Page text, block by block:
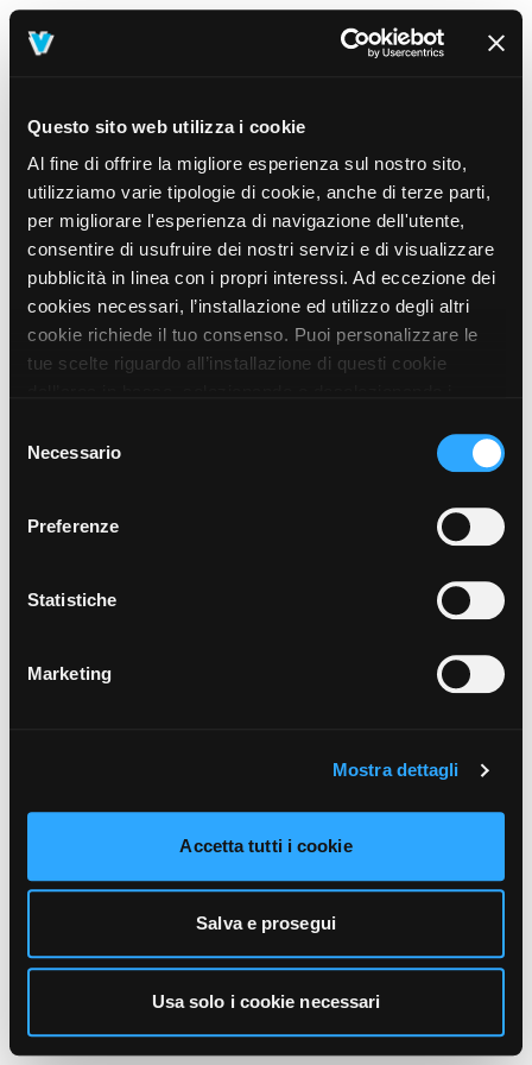
Questo sito web utilizza i cookie
Al fine di offrire la migliore esperienza sul nostro sito,
utilizziamo varie tipologie di cookie, anche di terze parti,
per migliorare l'esperienza di navigazione dell'utente,
consentire di usufruire dei nostri servizi e di visualizzare
pubblicità in linea con i propri interessi. Ad eccezione dei
cookies necessari, l’installazione ed utilizzo degli altri
cookie richiede il tuo consenso. Puoi personalizzare le
tue scelte riguardo all’installazione di questi cookie
prosegui” o decidere di accettare tutti i cookie, cliccando
sul pulsante “Accetta tutti i cookie”. Cliccando sul tasto
unicamente i cookie necessari alla navigazione. Per
funzionamento, puoi prendere visione dell’informativa
cliccando qui.
delNecessario
Preferenze
Statistiche
Marketing
Mostra dettagli
Accetta tutti i cookie
Salva e prosegui
Usa solo i cookie necessari
404